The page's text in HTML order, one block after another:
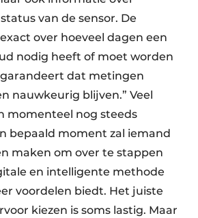
van de sensor. De
over hoeveel dagen een
nodig heeft of moet worden
dat metingen
nauwkeurig blijven.” Veel
momenteel nog steeds
bepaald moment zal iemand
maken om over te stappen
en intelligente methode
voordelen biedt. Het juiste
kiezen is soms lastig. Maar